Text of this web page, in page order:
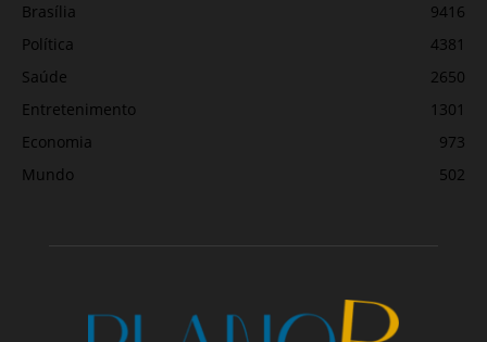
Brasília
9416
Política
4381
Saúde
2650
Entretenimento
1301
Economia
973
Mundo
502